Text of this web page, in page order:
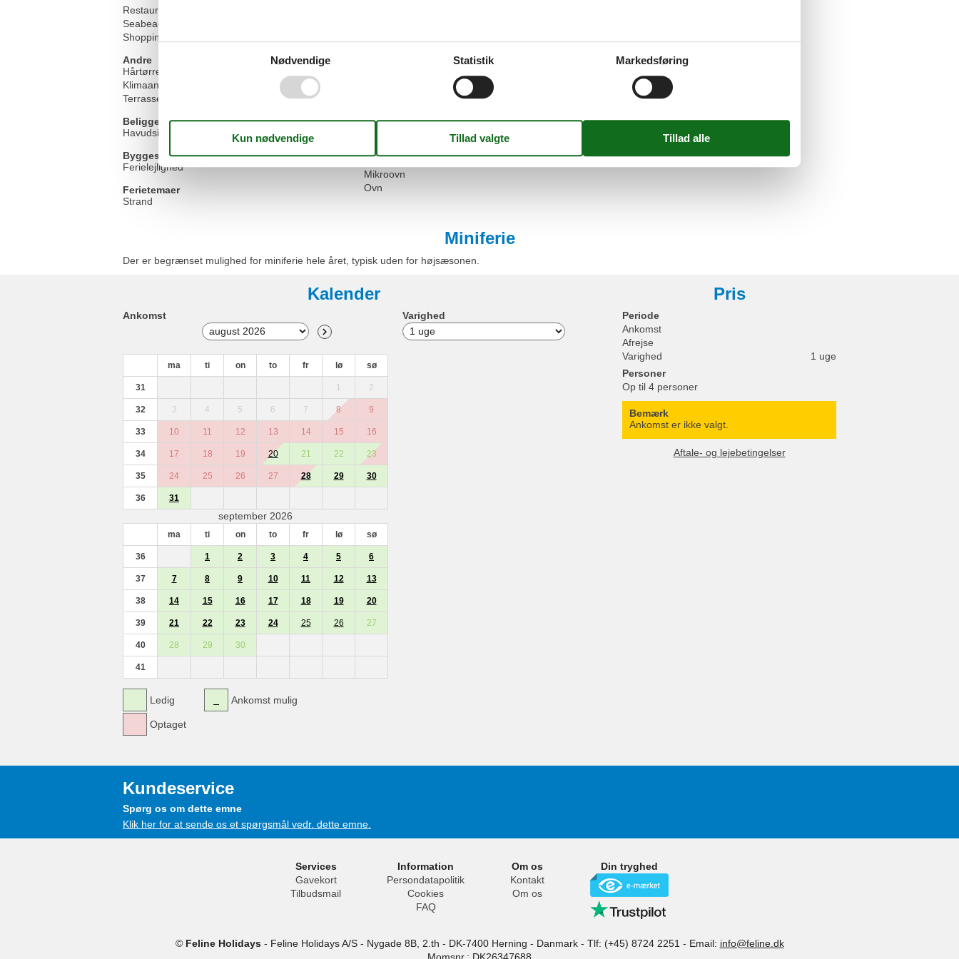
Restauranter
Seabeach
Shopping
Andre
Hårtørrer
Klimaanlage
Terrasse
Beliggenhed
Havudsigt
Byggestatus
Ferielejlighed
Ferietemaer
Strand
Hjemmesikkerhed
Hvilken af følgende beskriver bedst...
Køkkenudstyr
Køleskab
Mikroovn
Ovn
Type
Ferielejlighed
Værelsesudstyr
Komfur
Miniferie
Der er begrænset mulighed for miniferie hele året, typisk uden for højsæsonen.
Kalender
Ankomst
ma ti on to fr lø sø
31 1 2
32 3 4 5 6 7 8 9
33 10 11 12 13 14 15 16
34 17 18 19 20 21 22 23
35 24 25 26 27 28 29 30
36 31
september 2026
ma ti on to fr lø sø
36 1 2 3 4 5 6
37 7 8 9 10 11 12 13
38 14 15 16 17 18 19 20
39 21 22 23 24 25 26 27
40 28 29 30
41
Ledig
Optaget
Ankomst mulig
Varighed
Pris
Periode
Ankomst
Afrejse
Varighed
1 uge
Personer
Op til 4 personer
Bemærk
Ankomst er ikke valgt.
Aftale- og lejebetingelser
Kundeservice
Spørg os om dette emne
Klik her for at sende os et spørgsmål vedr. dette emne.
Services
Gavekort
Tilbudsmail
Information
Persondatapolitik
Cookies
FAQ
Om os
Kontakt
Om os
Din tryghed
© Feline Holidays- Feline Holidays A/S- Nygade 8B, 2.th - DK-7400 Herning - Danmark - Tlf: (+45) 8724 2251 - Email: info@feline.dk
Nødvendige Statistik Markedsføring